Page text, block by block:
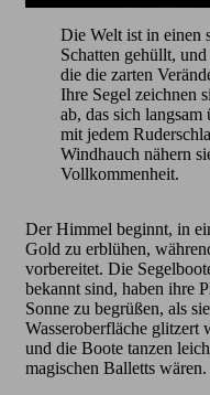
Die Welt ist in einen
Schatten gehüllt,
die die zarten
Ihre Segel zeichnen
ab, das sich langsam
mit jedem
Windhauch nähern
Vollkommenheit.
Der Himmel beginnt, in
Gold zu erblühen,
vorbereitet. Die
bekannt sind, haben ihre
Sonne zu begrüßen, als
Wasseroberfläche glitzert
und die Boote tanzen
magischen Balletts wären.